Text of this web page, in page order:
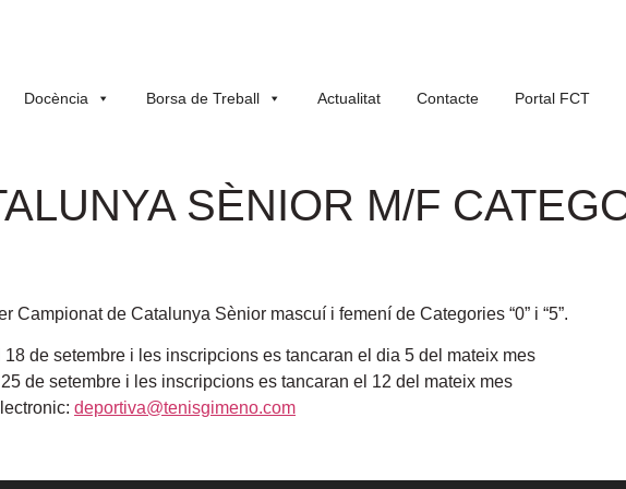
Docència Borsa de Treball Actualitat Contacte Portal FCT
SÈNIOR M/F
de Catalunya Sènior mascuí i femení de Categories “0” i “5”.
de setembre i les inscripcions es tancaran el dia 5 del mateix mes
de setembre i les inscripcions es tancaran el 12 del mateix mes
deportiva@tenisgimeno.com